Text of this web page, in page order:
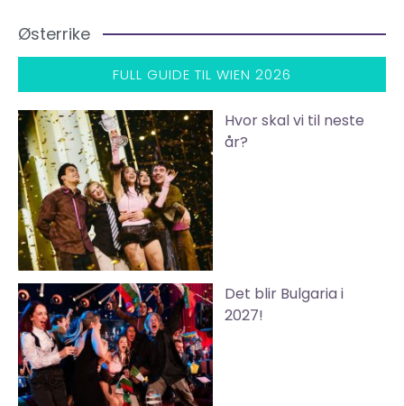
Østerrike
FULL GUIDE TIL WIEN 2026
Hvor skal vi til neste
år?
Det blir Bulgaria i
2027!